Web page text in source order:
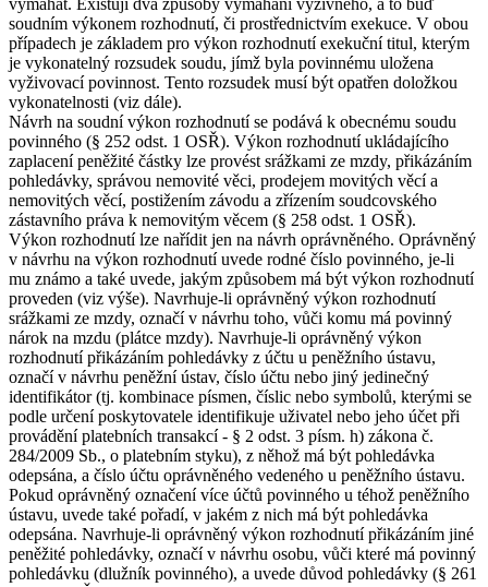
vymáhat. Existují dva způsoby vymáhání výživného, a to buď
soudním výkonem rozhodnutí, či prostřednictvím exekuce. V obou
případech je základem pro výkon rozhodnutí exekuční titul, kterým
je vykonatelný rozsudek soudu, jímž byla povinnému uložena
vyživovací povinnost. Tento rozsudek musí být opatřen doložkou
vykonatelnosti (viz dále).
Návrh na soudní výkon rozhodnutí se podává k obecnému soudu
povinného (§ 252 odst. 1 OSŘ). Výkon rozhodnutí ukládajícího
zaplacení peněžité částky lze provést srážkami ze mzdy, přikázáním
pohledávky, správou nemovité věci, prodejem movitých věcí a
nemovitých věcí, postižením závodu a zřízením soudcovského
zástavního práva k nemovitým věcem (§ 258 odst. 1 OSŘ).
Výkon rozhodnutí lze nařídit jen na návrh oprávněného. Oprávněný
v návrhu na výkon rozhodnutí uvede rodné číslo povinného, je-li
mu známo a také uvede, jakým způsobem má být výkon rozhodnutí
proveden (viz výše). Navrhuje-li oprávněný výkon rozhodnutí
srážkami ze mzdy, označí v návrhu toho, vůči komu má povinný
nárok na mzdu (plátce mzdy). Navrhuje-li oprávněný výkon
rozhodnutí přikázáním pohledávky z účtu u peněžního ústavu,
označí v návrhu peněžní ústav, číslo účtu nebo jiný jedinečný
identifikátor (tj. kombinace písmen, číslic nebo symbolů, kterými se
podle určení poskytovatele identifikuje uživatel nebo jeho účet při
provádění platebních transakcí - § 2 odst. 3 písm. h) zákona č.
284/2009 Sb., o platebním styku), z něhož má být pohledávka
odepsána, a číslo účtu oprávněného vedeného u peněžního ústavu.
Pokud oprávněný označení více účtů povinného u téhož peněžního
ústavu, uvede také pořadí, v jakém z nich má být pohledávka
odepsána. Navrhuje-li oprávněný výkon rozhodnutí přikázáním jiné
peněžité pohledávky, označí v návrhu osobu, vůči které má povinný
pohledávku (dlužník povinného), a uvede důvod pohledávky (§ 261